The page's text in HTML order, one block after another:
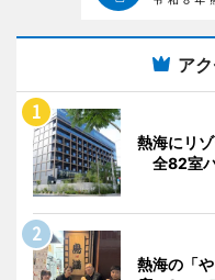
ア
熱海にリ
全82室
熱海の「